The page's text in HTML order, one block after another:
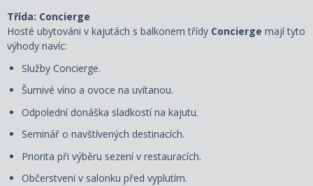
Třída: Concierge
Hosté ubytováni v kajutách s balkonem třídy Concierge mají tyto
výhody navíc:
Služby Concierge.
Šumivé víno a ovoce na uvítanou.
Odpolední donáška sladkostí na kajutu.
Seminář o navštívených destinacích.
Priorita při výběru sezení v restauracích.
Občerstvení v salonku před vyplutím.